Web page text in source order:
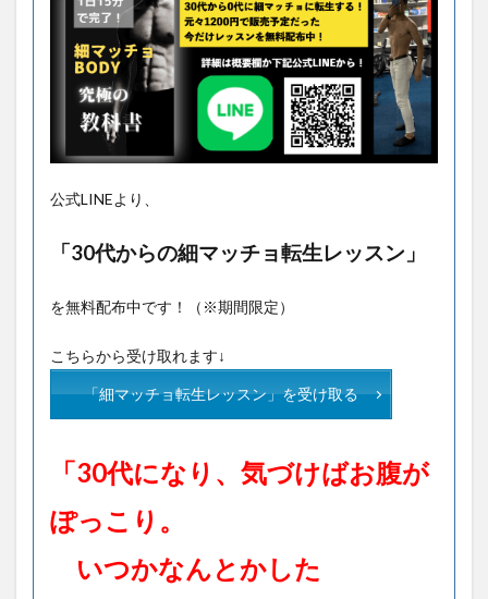
公式LINEより、
「30代からの細マッチョ転生レッスン」
を無料配布中です！（※期間限定）
こちらから受け取れます↓
「細マッチョ転生レッスン」を受け取る
「30代になり、気づけばお腹が
ぽっこり。
いつかなんとかした